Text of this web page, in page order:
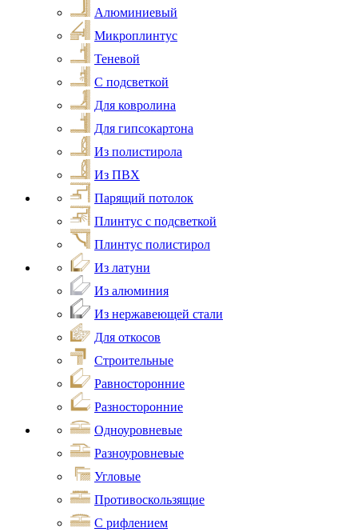
Алюминиевый
Микроплинтус
Теневой
С подсветкой
Для ковролина
Для гипсокартона
Из полистирола
Из ПВХ
Парящий потолок
Плинтус с подсветкой
Плинтус полистирол
Из латуни
Из алюминия
Из нержавеющей стали
Для откосов
Строительные
Равносторонние
Разносторонние
Одноуровневые
Разноуровневые
Угловые
Противоскользящие
С рифлением